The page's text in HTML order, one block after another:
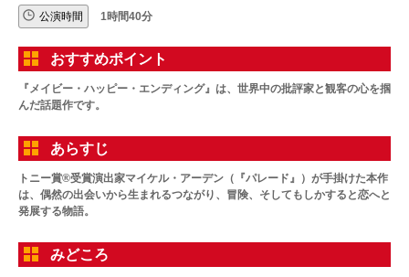
公演時間 1時間40分
おすすめポイント
『メイビー・ハッピー・エンディング』は、世界中の批評家と観客の心を掴
んだ話題作です。
あらすじ
トニー賞®受賞演出家マイケル・アーデン（『パレード』）が手掛けた本作
は、偶然の出会いから生まれるつながり、冒険、そしてもしかすると恋へと
発展する物語。
みどころ